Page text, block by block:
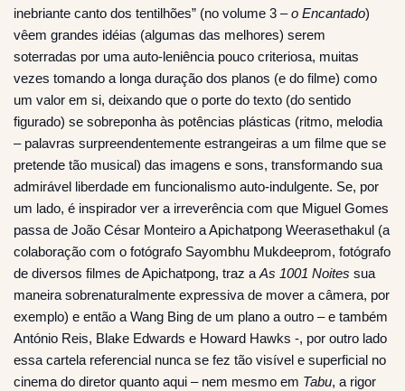
inebriante canto dos tentilhões” (no volume 3 –o Encantado)
vêem grandes idéias (algumas das melhores) serem
soterradas por uma auto-leniência pouco criteriosa, muitas
vezes tomando a longa duração dos planos (e do filme) como
um valor em si, deixando que o porte do texto (do sentido
figurado) se sobreponha às potências plásticas (ritmo, melodia
– palavras surpreendentemente estrangeiras a um filme que se
pretende tão musical) das imagens e sons, transformando sua
admirável liberdade em funcionalismo auto-indulgente. Se, por
um lado, é inspirador ver a irreverência com que Miguel Gomes
passa de João César Monteiro a Apichatpong Weerasethakul (a
colaboração com o fotógrafo Sayombhu Mukdeeprom, fotógrafo
de diversos filmes de Apichatpong, traz a As 1001 Noites sua
maneira sobrenaturalmente expressiva de mover a câmera, por
exemplo) e então a Wang Bing de um plano a outro – e também
António Reis, Blake Edwards e Howard Hawks -, por outro lado
essa cartela referencial nunca se fez tão visível e superficial no
cinema do diretor quanto aqui – nem mesmo em Tabu, a rigor